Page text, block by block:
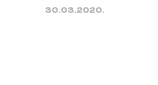
30.03.2020.